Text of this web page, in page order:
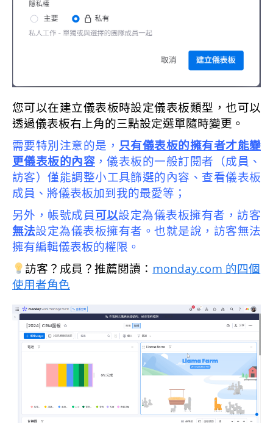
您可以在建立儀表板時設定儀表板類型，也可以
透過儀表板右上角的三點設定選單隨時變更。
需要特別注意的是， 只有儀表板的擁有者才能變
更儀表板的內容 ，儀表板的一般訂閱者（成員、
訪客）僅能調整小工具篩選的內容、查看儀表板
成員、將儀表板加到我的最愛等；
另外，帳號成員可以設定為儀表板擁有者，訪客
無法設定為儀表板擁有者。也就是說，訪客無法
擁有編輯儀表板的權限。
訪客？成員？推薦閱讀： monday.com 的四個
使用者角色